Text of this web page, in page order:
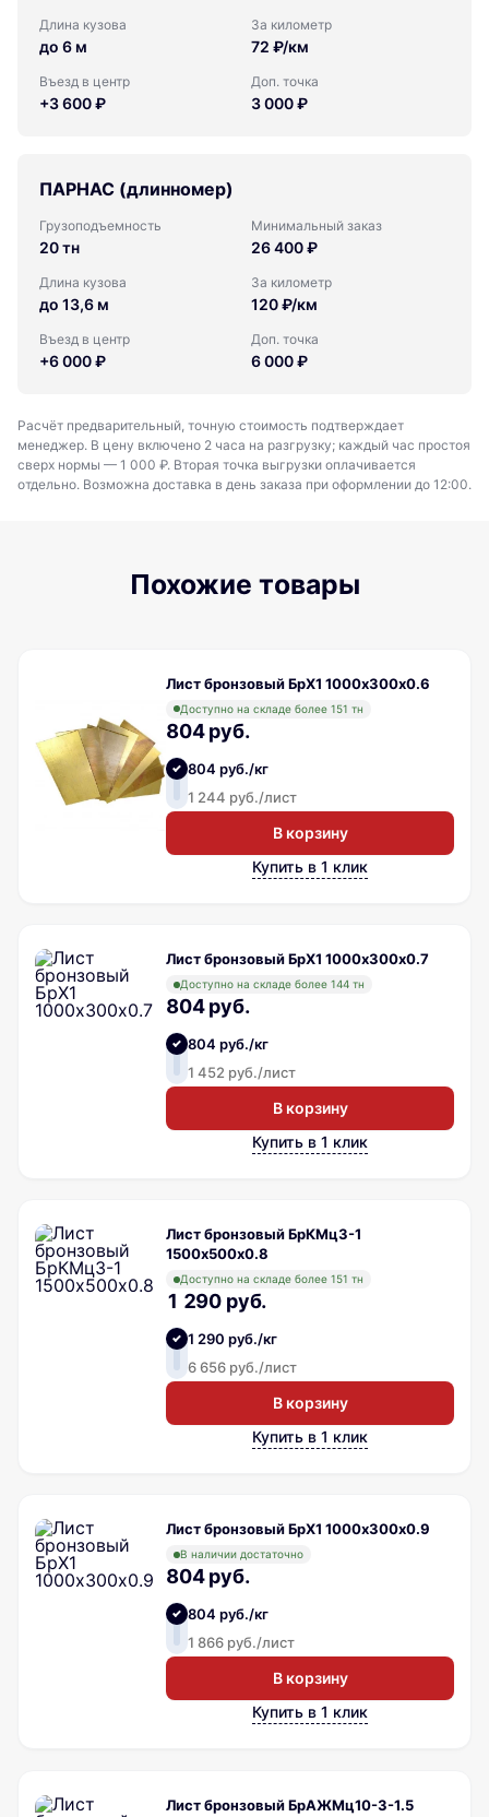
Длина кузова
до 6 м
За километр
72 ₽/км
Въезд в центр
+3 600 ₽
Доп. точка
3 000 ₽
ПАРНАС (длинномер)
Грузоподъемность
20 тн
Минимальный заказ
26 400 ₽
Длина кузова
до 13,6 м
За километр
120 ₽/км
Въезд в центр
+6 000 ₽
Доп. точка
6 000 ₽
Расчёт предварительный, точную стоимость подтверждает
менеджер. В цену включено 2 часа на разгрузку; каждый час простоя
сверх нормы — 1 000 ₽. Вторая точка выгрузки оплачивается
отдельно. Возможна доставка в день заказа при оформлении до 12:00.
Похожие товары
Лист бронзовый БрХ1 1000х300х0.6
Доступно на складе более 151 тн
804 руб.
804 руб./кг
1 244 руб./лист
В корзину
Купить в 1 клик
Лист бронзовый БрХ1 1000х300х0.7
Доступно на складе более 144 тн
804 руб.
804 руб./кг
1 452 руб./лист
В корзину
Купить в 1 клик
Лист бронзовый БрКМц3-1
1500х500х0.8
Доступно на складе более 151 тн
1 290 руб.
1 290 руб./кг
6 656 руб./лист
В корзину
Купить в 1 клик
Лист бронзовый БрХ1 1000х300х0.9
В наличии достаточно
804 руб.
804 руб./кг
1 866 руб./лист
В корзину
Купить в 1 клик
Лист бронзовый БрАЖМц10-3-1.5